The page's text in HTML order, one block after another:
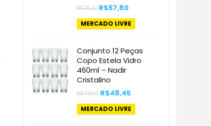
R$75,10 O
preço
original
era:
R$67,80
atual
é:
MERCADO LIVRE
Conjunto 12 Peças
Copo Estela Vidro
460ml – Nadir
Cristalino
R$74,90 O
preço
original
era:
R$48,45O
atual
é:
MERCADO LIVRE